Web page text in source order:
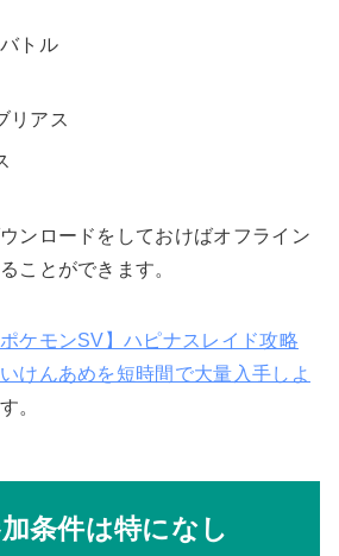
トル
リアス
ンロードをしておけばオフライン
ことができます。
ポケモンSV】ハピナスレイド攻略
けんあめを短時間で大量入手しよ
。
条件は特になし